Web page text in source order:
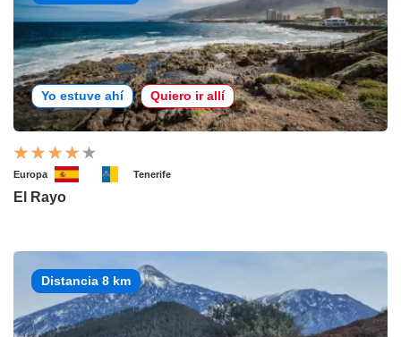
Yo estuve ahí Quiero ir allí
Europa Tenerife
El Rayo
Distancia 8 km